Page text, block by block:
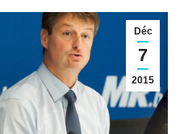
Déc
7
2015